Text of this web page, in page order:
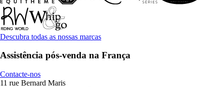
Descubra todas as nossas marcas
Assistência pós-venda na França
Contacte-nos
11 rue Bernard Maris